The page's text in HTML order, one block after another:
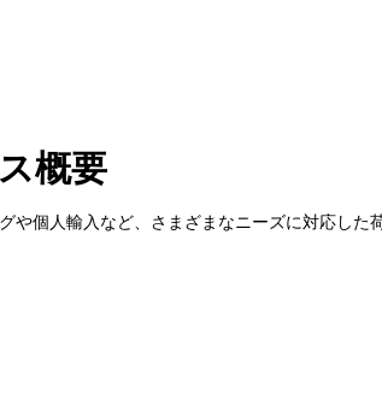
概要
個人輸入など、さまざまなニーズに対応した